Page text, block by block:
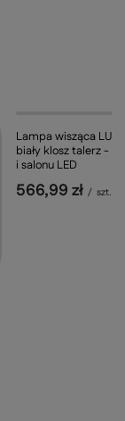
Lampa wisząca
biały klosz talerz -
i salonu LED
566,99 zł / szt.